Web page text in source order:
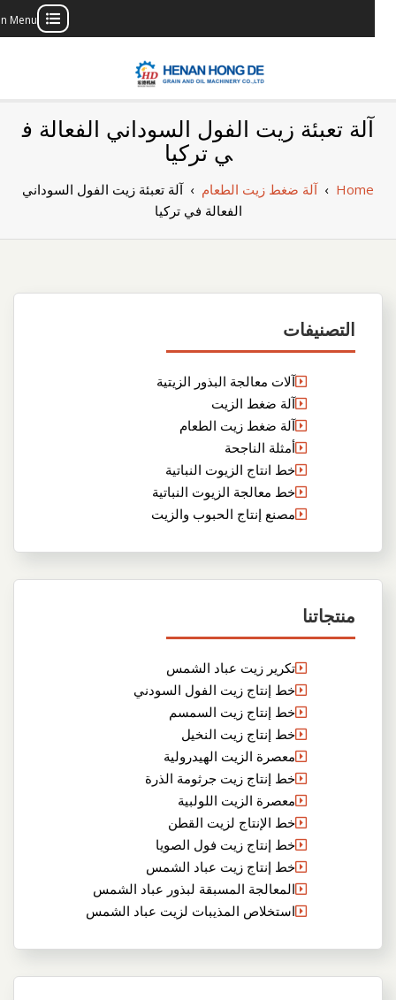
Main Menu
بناء مصنع إنتاج
الزيوت النباتية
الخاص بك
آلة تعبئة زيت الفول السوداني الفعالة ف
ي تركيا
Home
›آلة ضغط زيت الطعام›آلة تعبئة زيت الفول السوداني
الفعالة في تركيا
التصنيفات
آلات معالجة البذور الزيتية
آلة ضغط الزيت
آلة ضغط زيت الطعام
أمثلة الناجحة
خط انتاج الزيوت النباتية
خط معالجة الزيوت النباتية
مصنع إنتاج الحبوب والزيت
منتجاتنا
تكرير زيت عباد الشمس
خط إنتاج زيت الفول السودني
خط إنتاج زيت السمسم
خط إنتاج زيت النخيل
معصرة الزيت الهيدرولية
خط إنتاج زيت جرثومة الذرة
معصرة الزيت اللولبية
خط الإنتاج لزيت القطن
خط إنتاج زيت فول الصويا
خط إنتاج زيت عباد الشمس
المعالجة المسبقة لبذور عباد الشمس
استخلاص المذيبات لزيت عباد الشمس